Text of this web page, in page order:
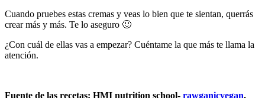
Cuando pruebes estas cremas y veas lo bien que te sientan, querrás
crear más y más. Te lo aseguro 🙂
¿Con cuál de ellas vas a empezar? Cuéntame la que más te llama la
atención.
Fuente de las recetas: HMI nutrition school- rawganicvegan.